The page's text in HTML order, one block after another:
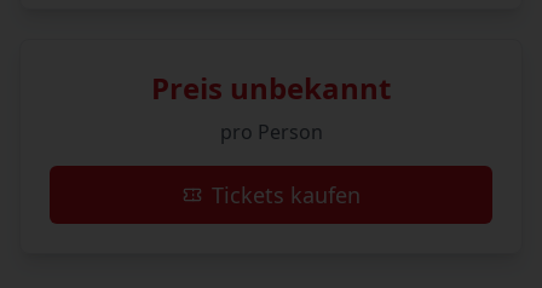
Preis unbekannt
pro Person
Tickets kaufen